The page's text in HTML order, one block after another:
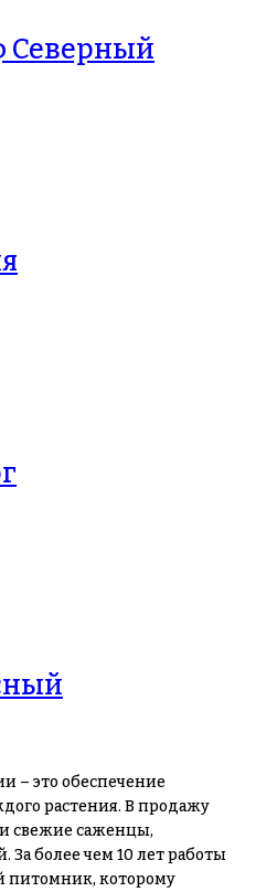
Северный
– это обеспечение
растения. В продажу
свежие саженцы,
За более чем 10 лет работы
питомник, которому